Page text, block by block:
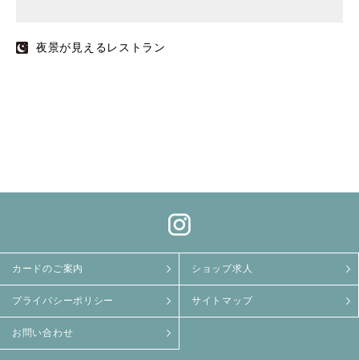
夜景が見えるレストラン
カードのご案内 ショップ求人
プライバシーポリシー サイトマップ
お問い合わせ